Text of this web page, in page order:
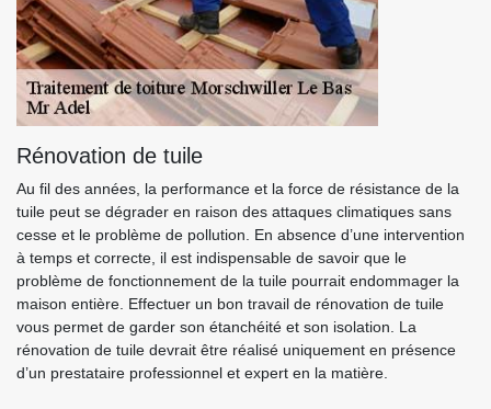
Rénovation de tuile
Au fil des années, la performance et la force de résistance de la
tuile peut se dégrader en raison des attaques climatiques sans
cesse et le problème de pollution. En absence d’une intervention
à temps et correcte, il est indispensable de savoir que le
problème de fonctionnement de la tuile pourrait endommager la
maison entière. Effectuer un bon travail de rénovation de tuile
vous permet de garder son étanchéité et son isolation. La
rénovation de tuile devrait être réalisé uniquement en présence
d’un prestataire professionnel et expert en la matière.